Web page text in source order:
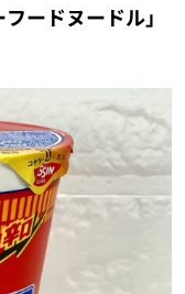
ードヌードル」